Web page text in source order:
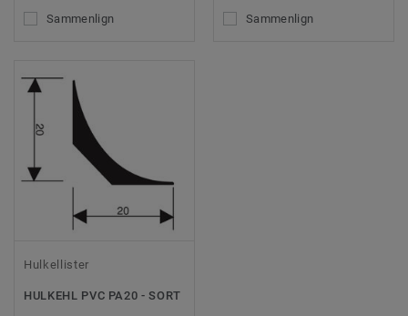
Sammenlign Sammenlign
Hulkellister
HULKEHL PVC PA20 - SORT